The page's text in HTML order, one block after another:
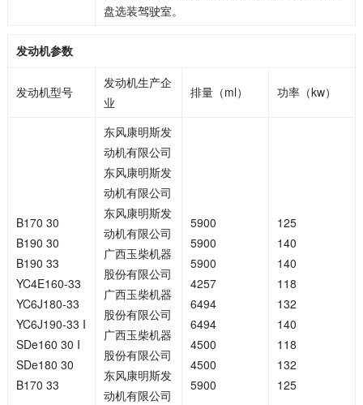
盘选装驾驶室。
发动机参数
发动机型号
发动机生产企
业
排量（ml） 功率（kw）
B170 30
B190 30
B190 33
YC4E160-33
YC6J180-33
YC6J190-33 I
SDe160 30 I
SDe180 30
B170 33
东风康明斯发
动机有限公司
东风康明斯发
动机有限公司
东风康明斯发
动机有限公司
广西玉柴机器
股份有限公司
广西玉柴机器
股份有限公司
广西玉柴机器
股份有限公司
东风康明斯发
动机有限公司
5900
5900
5900
4257
6494
6494
4500
4500
5900
125
140
140
118
132
140
118
132
125